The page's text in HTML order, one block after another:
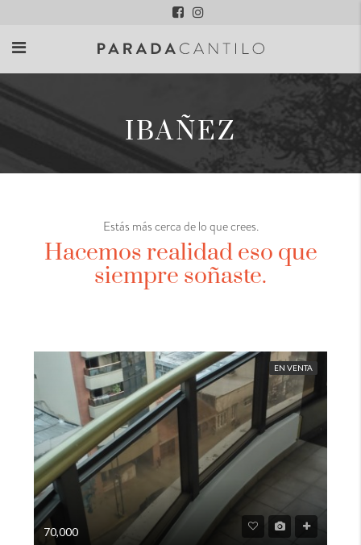
IBAÑEZ
Estás más cerca de lo que crees.
Hacemos realidad eso que
siempre soñaste.
EN VENTA
70,000